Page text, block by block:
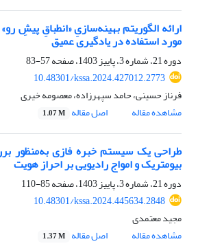
ارائه الگوریتم بهینه‌سازیِ «انطباقِ پیش‌ِ
مورد استفاده در یادگیری عمیق
دوره 21، شماره 3، پاییز 1403، صفحه
57-83
10.48301/kssa.2024.427012.2773
فرناز حسینی، حامد سپهرزاده، معصومه خیری
مشاهده مقاله
اصل مقاله 1.07 M
طراحی یک سیستم خبره فازی به‌منظور
بیومتریک و امواج رادیویی بر احراز هویت
دوره 21، شماره 3، پاییز 1403، صفحه
85-110
10.48301/kssa.2024.445634.2848
مجید معتمدی
مشاهده مقاله
اصل مقاله 1.37 M